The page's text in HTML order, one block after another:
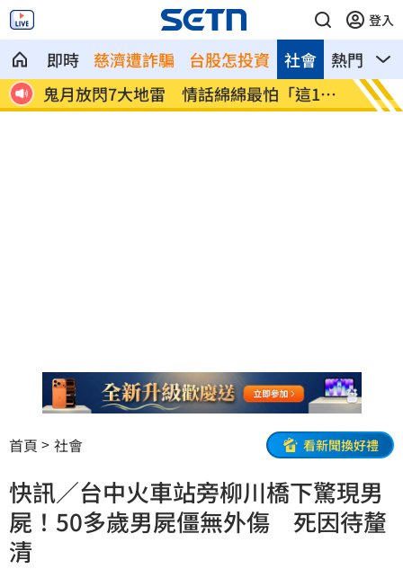
登入
即時 慈濟遭詐騙 台股怎投資 熱門 影
社會
惡
鬼月放閃7大地雷 情話綿綿最怕「這1
字」
摸胸
首頁 社會 看新聞換好禮
快訊／台中火車站旁柳川橋下驚現男
屍！50多歲男屍僵無外傷 死因待釐
清